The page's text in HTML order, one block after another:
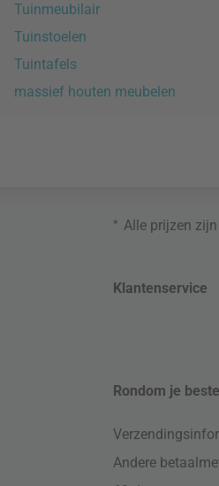
Tuinmeubilair
Tuinstoelen
Tuintafels
massief houten meubelen
* Alle prijzen
Klantenservice
Rondom je
Andere